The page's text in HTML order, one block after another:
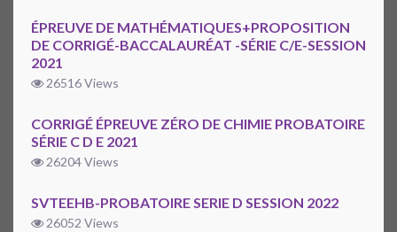
ÉPREUVE DE MATHÉMATIQUES+PROPOSITION
DE CORRIGÉ-BACCALAURÉAT -SÉRIE C/E-SESSION
2021
26516 Views
CORRIGÉ ÉPREUVE ZÉRO DE CHIMIE PROBATOIRE
SÉRIE C D E 2021
26204 Views
SVTEEHB-PROBATOIRE SERIE D SESSION 2022
26052 Views